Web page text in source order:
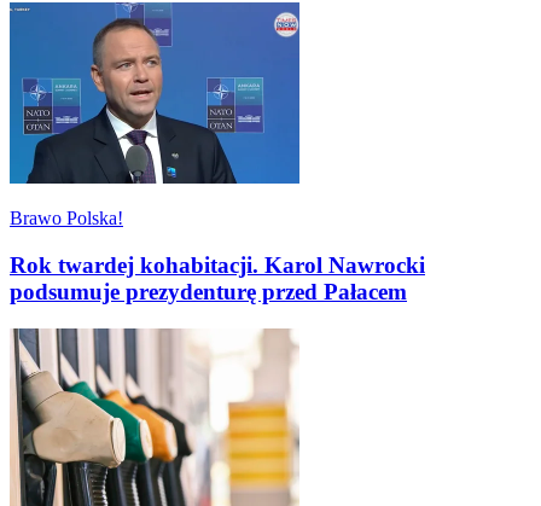
Brawo Polska!
Rok twardej kohabitacji. Karol Nawrocki
podsumuje prezydenturę przed Pałacem